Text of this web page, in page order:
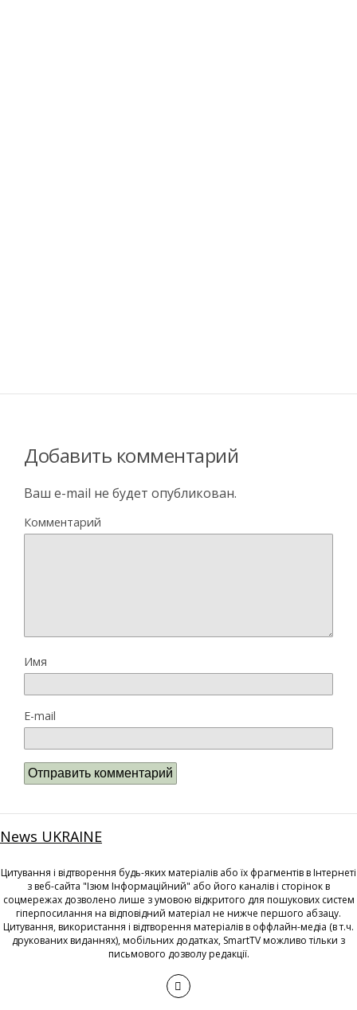
Добавить комментарий
Ваш e-mail не будет опубликован.
Комментарий
Имя
E-mail
News UKRAINE
Цитування і відтворення будь-яких матеріалів або їх фрагментів в Інтернеті
з веб-сайта "Ізюм Інформаційний" або його каналів і сторінок в
соцмережах дозволено лише з умовою відкритого для пошукових систем
гіперпосилання на відповідний матеріал не нижче першого абзацу.
Цитування, використання і відтворення матеріалів в оффлайн-медіа (в т.ч.
друкованих виданнях), мобільних додатках, SmartTV можливо тільки з
письмового дозволу редакції.